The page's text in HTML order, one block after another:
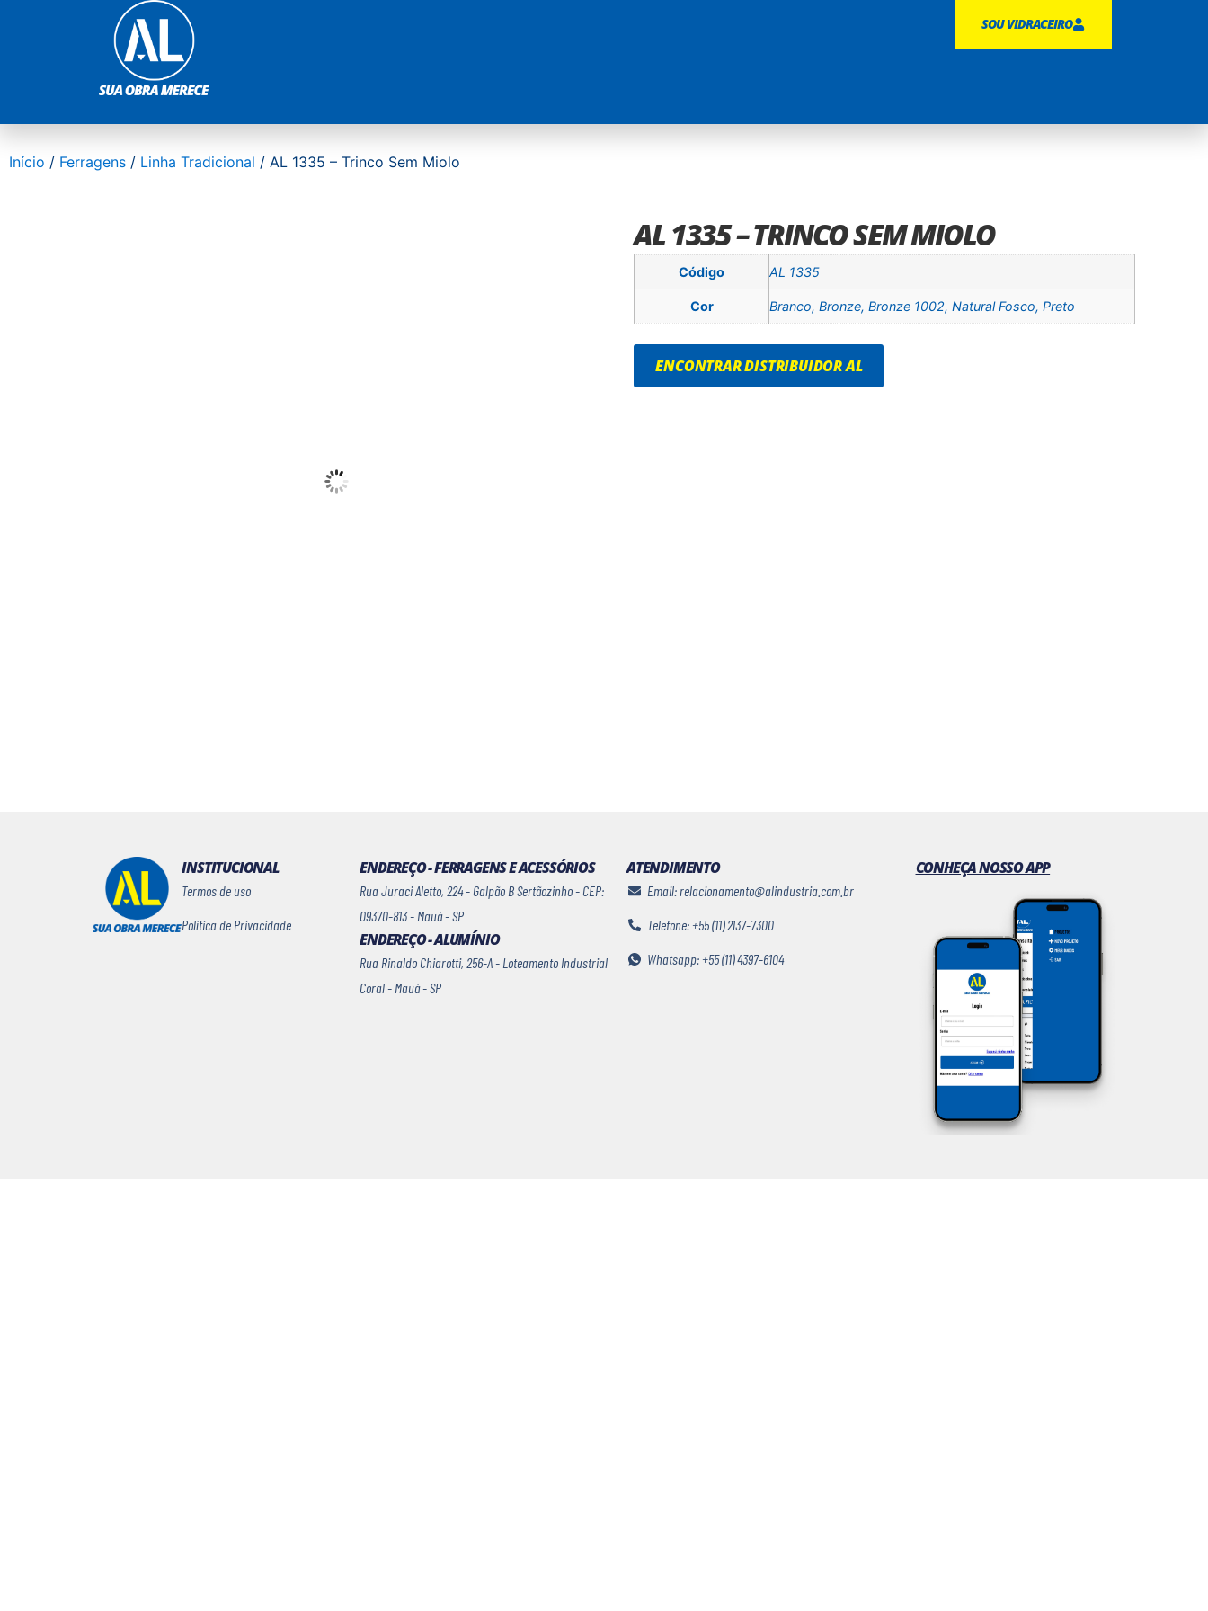
SOU VIDRACEIRO
Início / Ferragens / Linha Tradicional / AL 1335 – Trinco Sem Miolo
AL 1335 – TRINCO SEM MIOLO
Código AL 1335
Cor Branco, Bronze, Bronze 1002, Natural Fosco, Preto
ENCONTRAR DISTRIBUIDOR AL
INSTITUCIONAL
Termos de uso
Política de Privacidade
ENDEREÇO - FERRAGENS E ACESSÓRIOS
Rua Juraci Aletto, 224 - Galpão B Sertãozinho - CEP:
09370-813 - Mauá - SP
ENDEREÇO - ALUMÍNIO
Rua Rinaldo Chiarotti, 256-A - Loteamento Industrial
Coral - Mauá - SP
ATENDIMENTO
Email: relacionamento@alindustria.com.br
Telefone: +55 (11) 2137-7300
Whatsapp: +55 (11) 4397-6104
CONHEÇA NOSSO APP